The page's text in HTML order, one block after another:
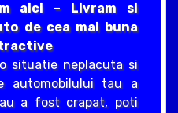
aici – Livram si
de cea mai buna
situatie neplacuta si
automobilului tau a
a fost crapat, poti